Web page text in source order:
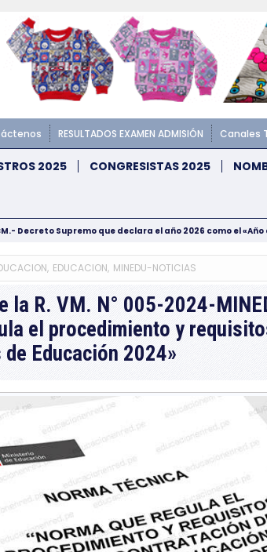
RESULTADOS EXAMEN ADMISIÓN Canales
2025 CONGRESISTAS 2025
Decreto Supremo que declara el año 2026 como el
, EDUCACION, MINEDU-NOTICIAS
la R. VM. N° 005-2024-
el procedimiento y
Educación 2024»